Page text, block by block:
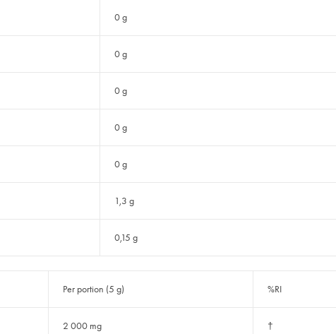
0 g
0 g
0 g
0 g
0 g
1,3 g
0,15 g
Per portion (5 g) %RI
2 000 mg †